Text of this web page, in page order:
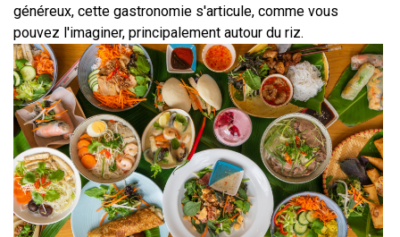
généreux, cette gastronomie s'articule, comme vous
pouvez l'imaginer, principalement autour du riz.